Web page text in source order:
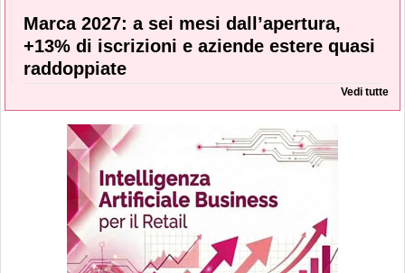
Marca 2027: a sei mesi dall’apertura,
+13% di iscrizioni e aziende estere quasi
raddoppiate
Vedi tutte